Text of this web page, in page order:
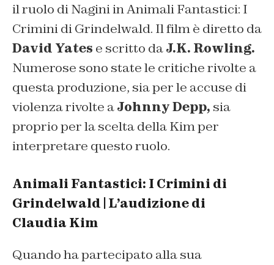
il ruolo di Nagini in Animali Fantastici: I
Crimini di Grindelwald. Il film è diretto da
David Yates e scritto daJ.K. Rowling.
Numerose sono state le critiche rivolte a
questa produzione, sia per le accuse di
violenza rivolte aJohnny Depp, sia
proprio per la scelta della Kim per
interpretare questo ruolo.
Animali Fantastici: I Crimini di
Grindelwald | L’audizione di
Claudia Kim
Quando ha partecipato alla sua